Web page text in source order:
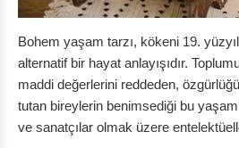
Bohem yaşam tarzı, kökeni 19.
alternatif bir hayat anlayışıdır.
maddi değerlerini reddeden, özgürlüğü
tutan bireylerin benimsediği bu
ve sanatçılar olmak üzere